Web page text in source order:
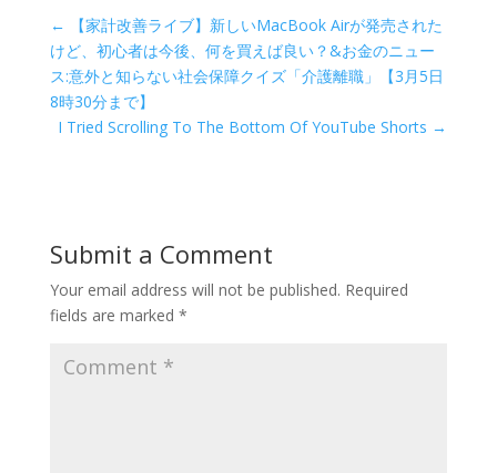
← 【家計改善ライブ】新しいMacBook Airが発売された
けど、初心者は今後、何を買えば良い？&お金のニュー
ス:意外と知らない社会保障クイズ「介護離職」【3月5日
8時30分まで】
I Tried Scrolling To The Bottom Of YouTube Shorts →
Submit a Comment
Your email address will not be published. Required
fields are marked *